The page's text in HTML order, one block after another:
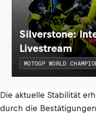
Silverstone:
Livestream
MOTOGP WORLD
Die aktuelle Stabilität
durch die